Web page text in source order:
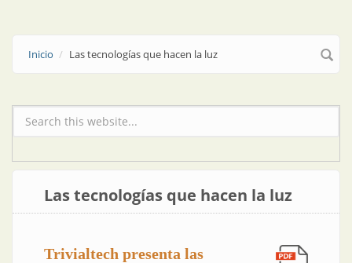
Inicio Las tecnologías que hacen la luz
Formulario de búsqueda
Las tecnologías que hacen la luz
Trivialtech presenta las